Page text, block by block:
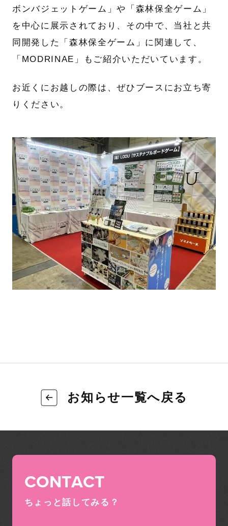
ボンバジェットゲーム」や「森林保全ゲーム」
を中心に展示されており、その中で、当社と共
同開発した「森林保全ゲーム」に関連して、
「MODRINAE」もご紹介いただいています。
お近くにお越しの際は、ぜひブースにお立ち寄
りください。
お知らせ一覧へ戻る
CONTACT
ちょっと話してみる？